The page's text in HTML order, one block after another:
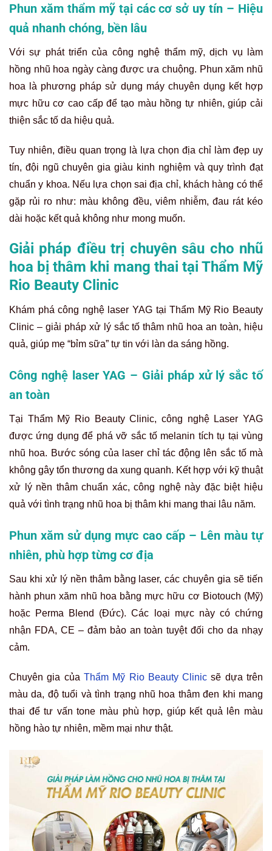
Phun xăm thẩm mỹ tại các cơ sở uy tín – Hiệu
quả nhanh chóng, bền lâu
Với sự phát triển của công nghệ thẩm mỹ, dịch vụ làm
hồng nhũ hoa ngày càng được ưa chuộng. Phun xăm nhũ
hoa là phương pháp sử dụng máy chuyên dụng kết hợp
mực hữu cơ cao cấp để tạo màu hồng tự nhiên, giúp cải
thiện sắc tố da hiệu quả.
Tuy nhiên, điều quan trọng là lựa chọn địa chỉ làm đẹp uy
tín, đội ngũ chuyên gia giàu kinh nghiệm và quy trình đạt
chuẩn y khoa. Nếu lựa chọn sai địa chỉ, khách hàng có thể
gặp rủi ro như: màu không đều, viêm nhiễm, đau rát kéo
dài hoặc kết quả không như mong muốn.
Giải pháp điều trị chuyên sâu cho nhũ
hoa bị thâm khi mang thai tại Thẩm Mỹ
Rio Beauty Clinic
Khám phá công nghệ laser YAG tại Thẩm Mỹ Rio Beauty
Clinic – giải pháp xử lý sắc tố thâm nhũ hoa an toàn, hiệu
quả, giúp mẹ “bỉm sữa” tự tin với làn da sáng hồng.
Công nghệ laser YAG – Giải pháp xử lý sắc tố
an toàn
Tại Thẩm Mỹ Rio Beauty Clinic, công nghệ Laser YAG
được ứng dụng để phá vỡ sắc tố melanin tích tụ tại vùng
nhũ hoa. Bước sóng của laser chỉ tác động lên sắc tố mà
không gây tổn thương da xung quanh. Kết hợp với kỹ thuật
xử lý nền thâm chuẩn xác, công nghệ này đặc biệt hiệu
quả với tình trạng nhũ hoa bị thâm khi mang thai lâu năm.
Phun xăm sử dụng mực cao cấp – Lên màu tự
nhiên, phù hợp từng cơ địa
Sau khi xử lý nền thâm bằng laser, các chuyên gia sẽ tiến
hành phun xăm nhũ hoa bằng mực hữu cơ Biotouch (Mỹ)
hoặc Perma Blend (Đức). Các loại mực này có chứng
nhận FDA, CE – đảm bảo an toàn tuyệt đối cho da nhạy
cảm.
Chuyên gia của Thẩm Mỹ Rio Beauty Clinicsẽ dựa trên
màu da, độ tuổi và tình trạng nhũ hoa thâm đen khi mang
thai để tư vấn tone màu phù hợp, giúp kết quả lên màu
hồng hào tự nhiên, mềm mại như thật.